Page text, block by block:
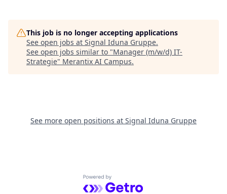
This job is no longer accepting applications
See open jobs at Signal Iduna Gruppe.
See open jobs similar to "Manager (m/w/d) IT-
Strategie" Merantix AI Campus.
See more open positions at Signal Iduna Gruppe
Powered by Getro.com